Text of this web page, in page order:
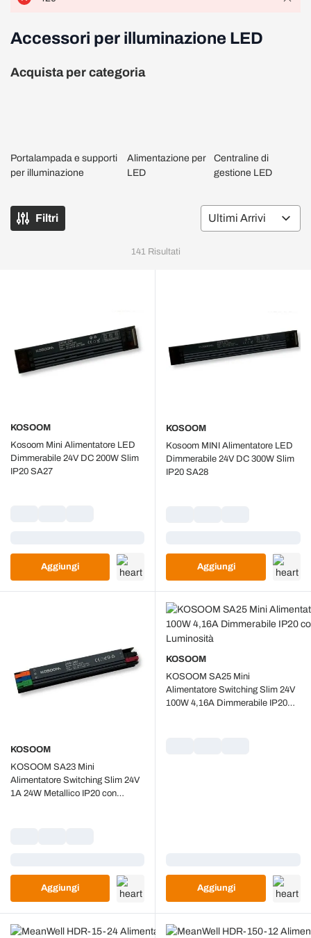
Accessori per illuminazione LED
Acquista per categoria
Portalampada e supporti
per illuminazione
Alimentazione per
LED
Centraline di
gestione LED
Filtri
141Risultati
KOSOOM
Kosoom Mini Alimentatore LED
Dimmerabile 24V DC 200W Slim
IP20 SA27
Aggiungi
KOSOOM
Kosoom MINI Alimentatore LED
Dimmerabile 24V DC 300W Slim
IP20 SA28
Aggiungi
KOSOOM
KOSOOM SA23 Mini
Alimentatore Switching Slim 24V
1A 24W Metallico IP20 con
Aggiungi
KOSOOM
KOSOOM SA25 Mini
Alimentatore Switching Slim 24V
100W 4,16A Dimmerabile IP20
Aggiungi